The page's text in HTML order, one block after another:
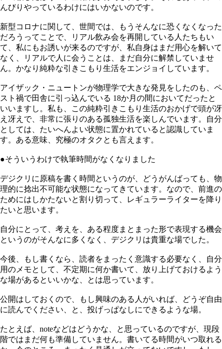
んびりやっているわけにはいかないのです。
新型コロナに関して、世間では、もうそんなに恐くなくなった
だろうってことで、リアル飲み会を再開している人たちもい
て、私にもお誘いが来るのですが、私自身はまだ用心を解いて
なく、リアルで人に会うことは、まだ自分に解禁していませ
ん。かなり純粋な引きこもり生活をエンジョイしています。
アイザック・ニュートンが物理学で大きな発見をしたのも、ペ
スト禍で田舎に引っ込んでいる 18か月の間においてだったと
いいますし。私も、この純粋引きこもり生活のおかげで頭が冴
え冴えで、非常に張りのある孤独生活を楽しんでいます。自分
としては、たいへんよい状態に置かれていると認識していま
す。ある意味、究極のオタクとも言えます。
●そういうわけで執筆時間がなくなりました
デジクリに原稿を書く時間というのが、どうがんばっても、物
理的に捻出不可能な状態になってきています。なので、前進の
ためにはしかたないと割り切って、レギュラーライターを降り
たいと思います。
自分にとって、考えを、ある程度まとまった形で表現する機会
というのがそんなに多くなく、デジクリは貴重な場でした。
今後、もし書くなら、読者をまったく意識する必要なく、自分
用のメモとして、不定期に何か書いて、放り上げておけるよう
な場があるといいかな、とは思っています。
公開はしておくので、もし興味のある人がいれば、どうぞ自由
に読んでください、と、投げっぱなしにできるような場。
たとえば、noteなどはどうかな、と思っているのですが、現段
階ではまだ何も準備していません。書いてる時間がいつ取れる